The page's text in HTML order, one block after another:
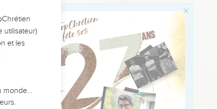
ville [de Jérusalem]
utilisateur)
et les
monde…